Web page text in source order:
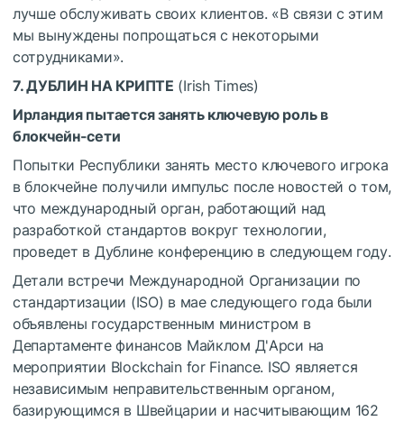
лучше обслуживать своих клиентов. «В связи с этим
мы вынуждены попрощаться с некоторыми
сотрудниками».
7. ДУБЛИН НА КРИПТЕ (Irish Times)
Ирландия пытается занять ключевую роль в
блокчейн-сети
Попытки Республики занять место ключевого игрока
в блокчейне получили импульс после новостей о том,
что международный орган, работающий над
разработкой стандартов вокруг технологии,
проведет в Дублине конференцию в следующем году.
Детали встречи Международной Организации по
стандартизации (ISO) в мае следующего года были
объявлены государственным министром в
Департаменте финансов Майклом Д'Арси на
мероприятии Blockchain for Finance. ISO является
независимым неправительственным органом,
базирующимся в Швейцарии и насчитывающим 162